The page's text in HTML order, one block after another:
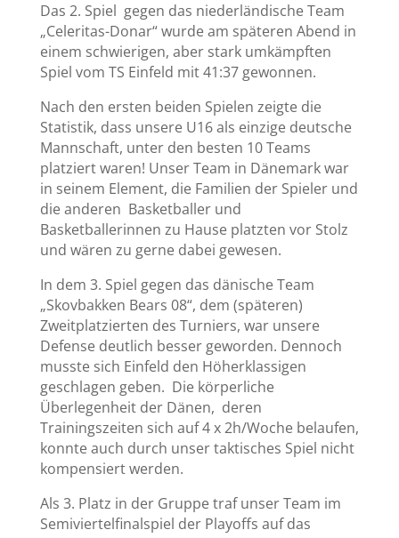
Das 2. Spiel gegen das niederländische Team
„Celeritas-Donar“ wurde am späteren Abend in
einem schwierigen, aber stark umkämpften
Spiel vom TS Einfeld mit 41:37 gewonnen.
Nach den ersten beiden Spielen zeigte die
Statistik, dass unsere U16 als einzige deutsche
Mannschaft, unter den besten 10 Teams
platziert waren! Unser Team in Dänemark war
in seinem Element, die Familien der Spieler und
die anderen Basketballer und
Basketballerinnen zu Hause platzten vor Stolz
und wären zu gerne dabei gewesen.
In dem 3. Spiel gegen das dänische Team
„Skovbakken Bears 08“, dem (späteren)
Zweitplatzierten des Turniers, war unsere
Defense deutlich besser geworden. Dennoch
musste sich Einfeld den Höherklassigen
geschlagen geben. Die körperliche
Überlegenheit der Dänen, deren
Trainingszeiten sich auf 4 x 2h/Woche belaufen,
konnte auch durch unser taktisches Spiel nicht
kompensiert werden.
Als 3. Platz in der Gruppe traf unser Team im
Semiviertelfinalspiel der Playoffs auf das